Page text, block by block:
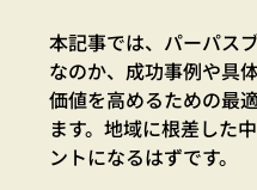
本記事では、パーパス
なのか、成功事例や具
価値を高めるための最
ます。地域に根差した
ントになるはずです。